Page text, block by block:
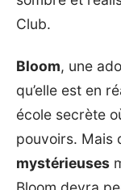
Club.
Bloom, une
qu’elle est en
école secrète
pouvoirs. Mais
mystérieuses